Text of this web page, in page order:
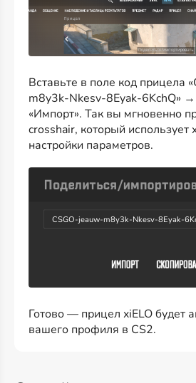
Вставьте в поле код прицела
m8y3k-Nkesv-8Eyak-6KchQ»
«Импорт». Так вы мгновенно
crosshair, который использует
настройки параметров.
CSGO-jeauw-m8y3k-Nkesv-8Eyak-
Готово — прицел xiELO будет
вашего профиля в CS2.